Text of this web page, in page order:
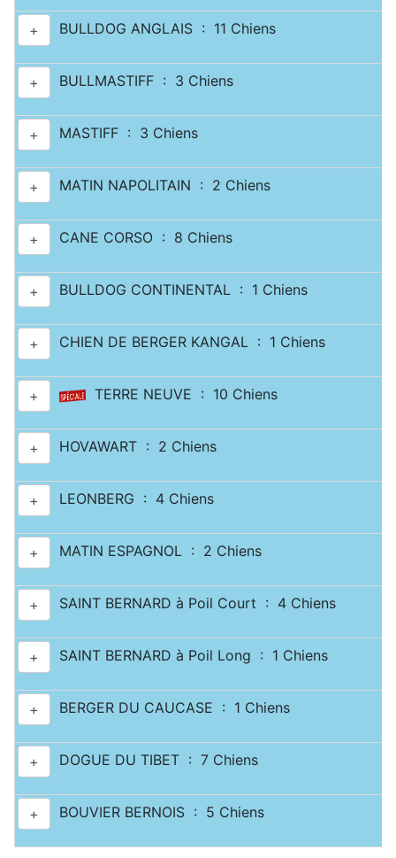
+ BULLDOG ANGLAIS : 11 Chiens
+ BULLMASTIFF : 3 Chiens
+ MASTIFF : 3 Chiens
+ MATIN NAPOLITAIN : 2 Chiens
+ CANE CORSO : 8 Chiens
+ BULLDOG CONTINENTAL : 1 Chiens
+ CHIEN DE BERGER KANGAL : 1 Chiens
+ TERRE NEUVE : 10 Chiens
+ HOVAWART : 2 Chiens
+ LEONBERG : 4 Chiens
+ MATIN ESPAGNOL : 2 Chiens
+ SAINT BERNARD à Poil Court : 4 Chiens
+ SAINT BERNARD à Poil Long : 1 Chiens
+ BERGER DU CAUCASE : 1 Chiens
+ DOGUE DU TIBET : 7 Chiens
+ BOUVIER BERNOIS : 5 Chiens